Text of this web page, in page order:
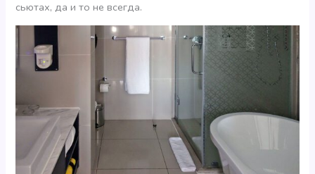
сьютах, да и то не всегда.